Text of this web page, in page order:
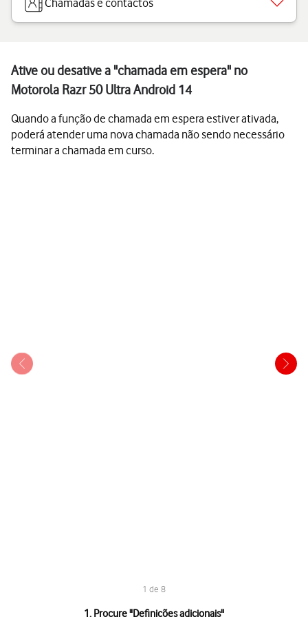
Chamadas e contactos
Ative ou desative a "chamada em espera" no
Motorola Razr 50 Ultra Android 14
Quando a função de chamada em espera estiver ativada,
poderá atender uma nova chamada não sendo necessário
terminar a chamada em curso.
1 de 8
1. Procure "Definições adicionais"